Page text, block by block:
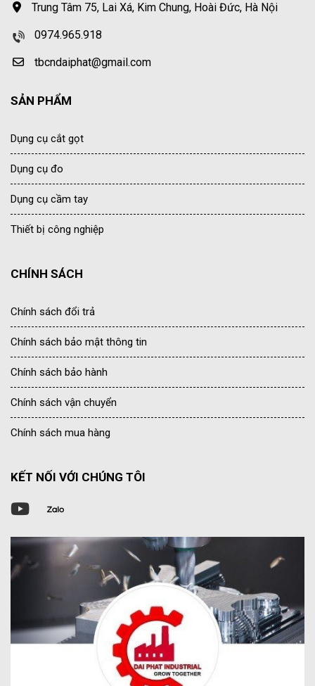
Trung Tâm 75, Lai Xá, Kim Chung, Hoài Đức, Hà Nội
0974.965.918
tbcndaiphat@gmail.com
SẢN PHẨM
Dụng cụ cắt gọt
Dụng cụ đo
Dụng cụ cầm tay
Thiết bị công nghiệp
CHÍNH SÁCH
Chính sách đổi trả
Chính sách bảo mật thông tin
Chính sách bảo hành
Chính sách vận chuyển
Chính sách mua hàng
KẾT NỐI VỚI CHÚNG TÔI